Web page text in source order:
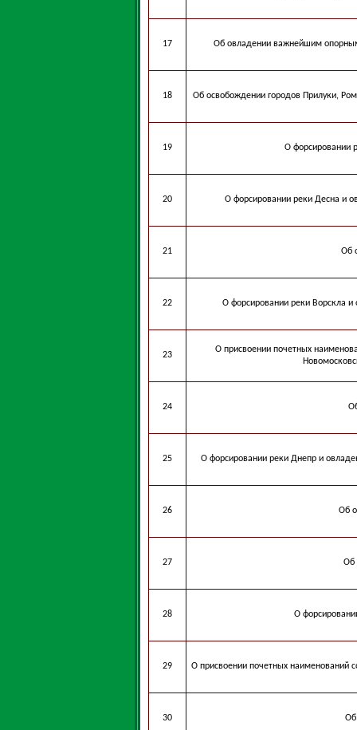
17 Об овладении важнейшим
18 Об освобождении городов Прилуки,
19 О форсировании
20 О форсировании реки Десна и
21 Об
22 О форсировании реки Ворскла
23
О присвоении почетных
24
25 О форсировании реки Днепр и
26 Об
27 Об
28 О
29 О присвоении почетных наименований
30 Об